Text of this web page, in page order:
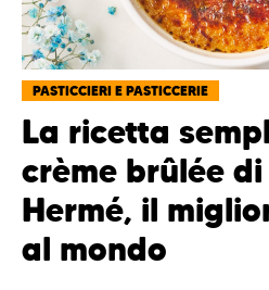
PASTICCIERI E PASTICCERIE
La ricetta
crème brûlée
Hermé, il
al mondo